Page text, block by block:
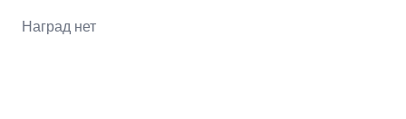
Наград нет